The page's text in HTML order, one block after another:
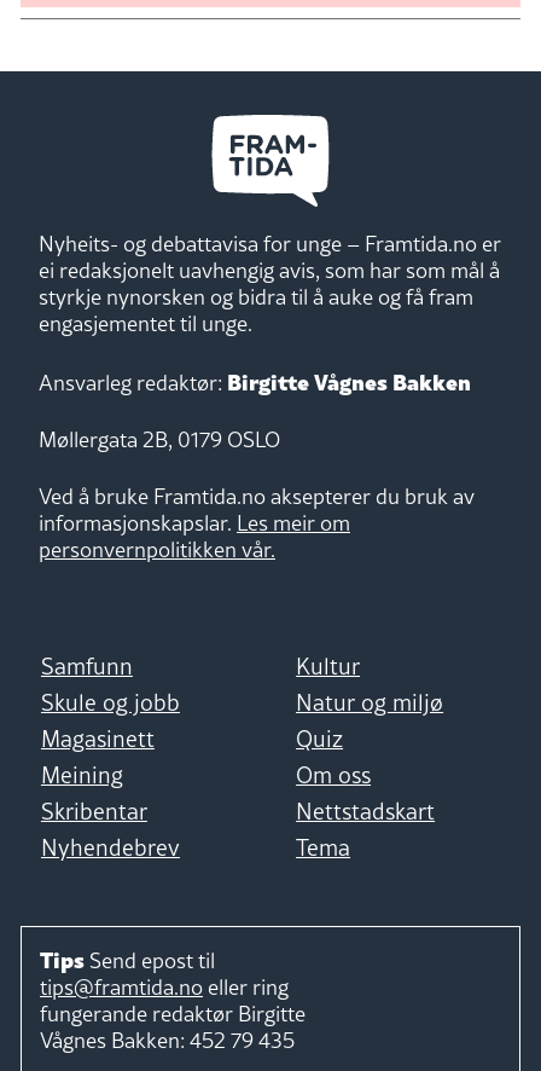
Nyheits- og debattavisa for unge – Framtida.no er
ei redaksjonelt uavhengig avis, som har som mål å
styrkje nynorsken og bidra til å auke og få fram
engasjementet til unge.
Ansvarleg redaktør: Birgitte Vågnes Bakken
Møllergata 2B, 0179 OSLO
Ved å bruke Framtida.no aksepterer du bruk av
informasjonskapslar. Les meir om
personvernpolitikken vår.
Samfunn
Kultur
Skule og jobb
Natur og miljø
Magasinett
Quiz
Meining
Om oss
Skribentar
Nettstadskart
Nyhendebrev
Tema
Tips Send epost til
tips@framtida.no eller ring
fungerande redaktør Birgitte
Vågnes Bakken: 452 79 435